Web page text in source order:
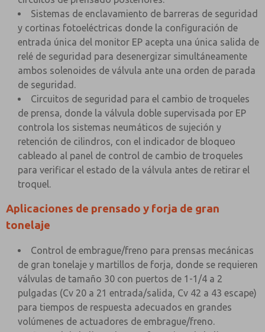
Sistemas de enclavamiento de barreras de seguridad
y cortinas fotoeléctricas donde la configuración de
entrada única del monitor EP acepta una única salida de
relé de seguridad para desenergizar simultáneamente
ambos solenoides de válvula ante una orden de parada
de seguridad.
Circuitos de seguridad para el cambio de troqueles
de prensa, donde la válvula doble supervisada por EP
controla los sistemas neumáticos de sujeción y
retención de cilindros, con el indicador de bloqueo
cableado al panel de control de cambio de troqueles
para verificar el estado de la válvula antes de retirar el
troquel.
Aplicaciones de prensado y forja de gran
tonelaje
Control de embrague/freno para prensas mecánicas
de gran tonelaje y martillos de forja, donde se requieren
válvulas de tamaño 30 con puertos de 1-1/4 a 2
pulgadas (Cv 20 a 21 entrada/salida, Cv 42 a 43 escape)
para tiempos de respuesta adecuados en grandes
volúmenes de actuadores de embrague/freno.